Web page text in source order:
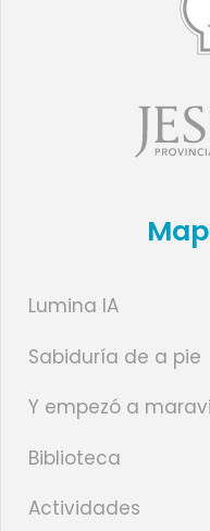
Lumina IA
Sabiduría de a pie
Y empezó a
Biblioteca
Actividades